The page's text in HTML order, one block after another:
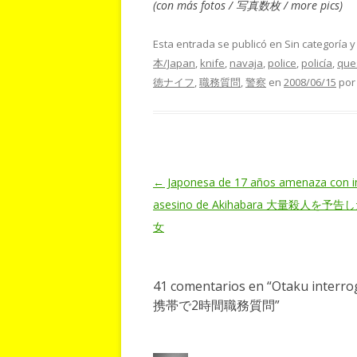
(con más fotos / 写真数枚 / more pics)
Esta entrada se publicó en Sin categoría
本/Japan, knife, navaja, police, policía,
徳ナイフ,職務質問,警察 en 2008/06/15 por
Navegación
de
entradas
← Japonesa de 17 años amenaza con
asesino de Akihabara 大量殺人を予告
女
41 comentarios en “Otaku
携帯で2時間職務質問”